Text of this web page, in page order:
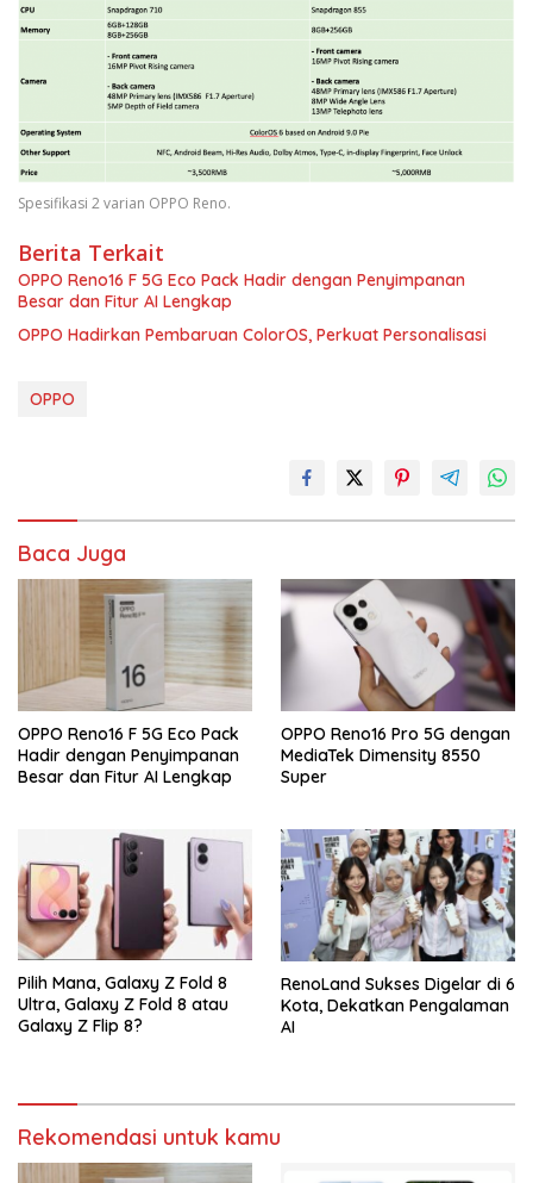
Spesifikasi 2 varian OPPO Reno.
Berita Terkait
OPPO Reno16 F 5G Eco Pack Hadir dengan Penyimpanan
Besar dan Fitur AI Lengkap
OPPO Hadirkan Pembaruan ColorOS, Perkuat Personalisasi
OPPO
Baca Juga
OPPO Reno16 F 5G Eco Pack
Hadir dengan Penyimpanan
Besar dan Fitur AI Lengkap
OPPO Reno16 Pro 5G dengan
MediaTek Dimensity 8550
Super
Pilih Mana, Galaxy Z Fold 8
Ultra, Galaxy Z Fold 8 atau
Galaxy Z Flip 8?
RenoLand Sukses Digelar di 6
Kota, Dekatkan Pengalaman
AI
Rekomendasi untuk kamu